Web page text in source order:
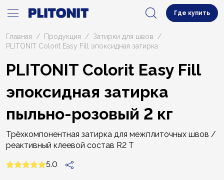
Где купить
Главная Продукция
Затирки для швов
PLITONIT Colorit Easy Fill эпоксидная затирка
PLITONIT Colorit Easy Fill
эпоксидная затирка
пыльно-розовый 2 кг
Трёхкомпонентная затирка для межплиточных швов /
реактивный клеевой состав R2 T
5.0